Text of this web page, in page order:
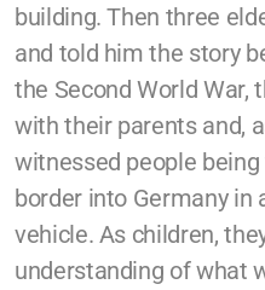
building. Then three
and told him the story
the Second World War,
with their parents and,
witnessed people
border into Germany in
vehicle. As children,
understanding of what
We Support